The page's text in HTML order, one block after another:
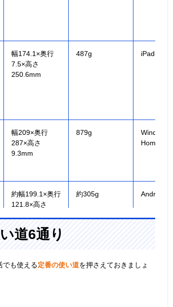
幅174.1×奥行
7.5×高さ
250.6mm
487g iPad OS 16
幅209×奥行
287×高さ
9.3mm
879g
Windows11
Home
約幅199.1×奥行
121.8×高さ
約305g Android 11
道6通り
でも使える定番の使い道を押さえておきましょ